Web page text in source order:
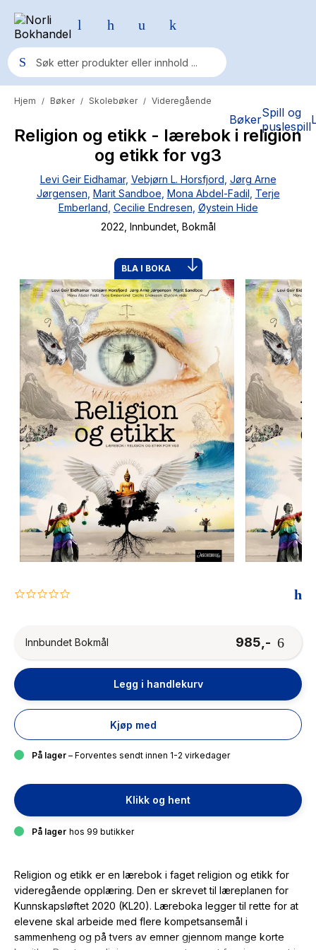
BøkerSpill og
puslespill
Populære søk
Pokemon
Fury Bound - Sable Sorensen
Yesteryear
Hypopressiv trening
The Housemaid
Hjem / Bøker / Skolebøker / Videregående
Religion og etikk - lærebok i religion
og etikk for vg3
Levi Geir Eidhamar, Vebjørn L. Horsfjord Jørg Arne
Jørgensen Marit Sandboe Mona Abdel-Fadil Terje
Emberland Cecilie Endresen Øystein Hide
2022 , Innbundet, Bokmål
BLA I BOKA
0.0
Innbundet Bokmål
985,-
Legg i handlekurv
Kjøp med
På lager – Forventes sendt innen 1-2 virkedager
Klikk og hent
På lager hos 99 butikker
Religion og etikk er en lærebok i faget religion og etikk for
videregående opplæring. Den er skrevet til læreplanen for
Kunnskapsløftet 2020 (KL20). Læreboka legger til rette for at
elevene skal arbeide med flere kompetsansemål i
sammenheng og på tvers av emner gjennom mange korte